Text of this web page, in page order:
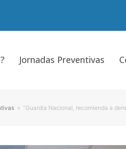
Jornadas Preventivas
» ”Guardia Nacional, recomienda a